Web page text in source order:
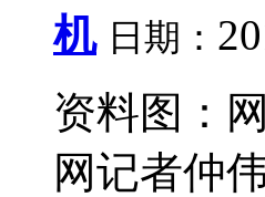
机 日期：
资料图：
网记者仲